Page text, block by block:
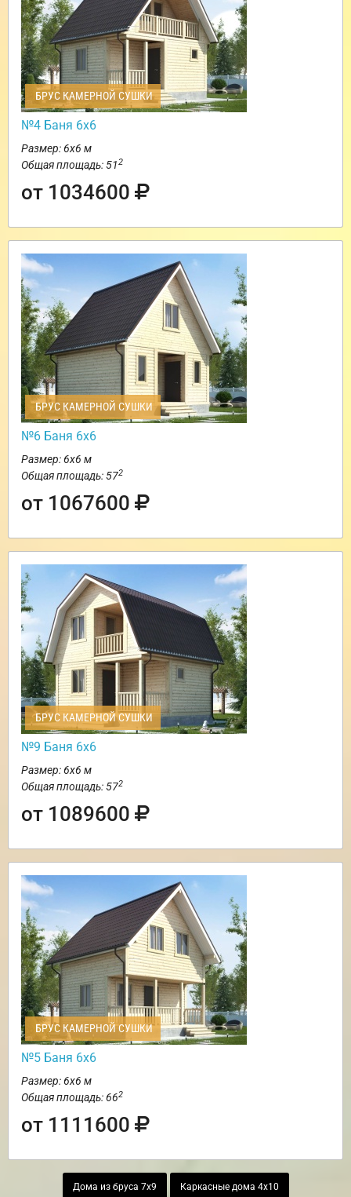
БРУС КАМЕРНОЙ СУШКИ
№4 Баня 6х6
Размер: 6х6 м
Общая площадь: 512
от 1034600
БРУС КАМЕРНОЙ СУШКИ
№6 Баня 6х6
Размер: 6х6 м
Общая площадь: 572
от 1067600
БРУС КАМЕРНОЙ СУШКИ
№9 Баня 6х6
Размер: 6х6 м
Общая площадь: 572
от 1089600
БРУС КАМЕРНОЙ СУШКИ
№5 Баня 6х6
Размер: 6х6 м
Общая площадь: 662
от 1111600
Дома из бруса 7х9 Каркасные дома 4х10